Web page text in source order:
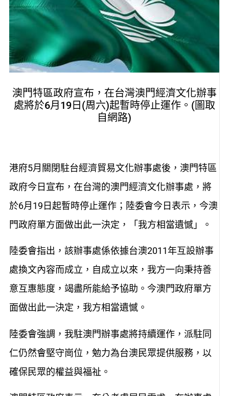
澳門特區政府宣布，在台灣澳門經濟文化辦事
處將於6月19日(周六)起暫時停止運作。(圖取
自網路)
港府5月關閉駐台經濟貿易文化辦事處後，澳門特區
政府今日宣布，在台灣的澳門經濟文化辦事處，將
於6月19日起暫時停止運作；陸委會今日表示，今澳
門政府單方面做出此一決定，「我方相當遺憾」。
陸委會指出，該辦事處係依據台澳2011年互設辦事
處換文內容而成立，自成立以來，我方一向秉持善
意互惠態度，竭盡所能給予協助。今澳門政府單方
面做出此一決定，我方相當遺憾。
陸委會強調，我駐澳門辦事處將持續運作，派駐同
仁仍然會堅守崗位，勉力為台澳民眾提供服務，以
確保民眾的權益與福祉。